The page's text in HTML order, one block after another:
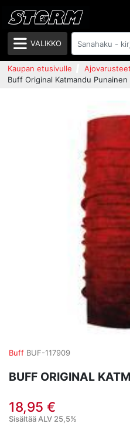
VALIKKO
Kaupan etusivulle Ajovarusteet
Buff Original Katmandu Punainen
Buff BUF-117909
BUFF ORIGINAL
18,95 €
Sisältää ALV 25,5%